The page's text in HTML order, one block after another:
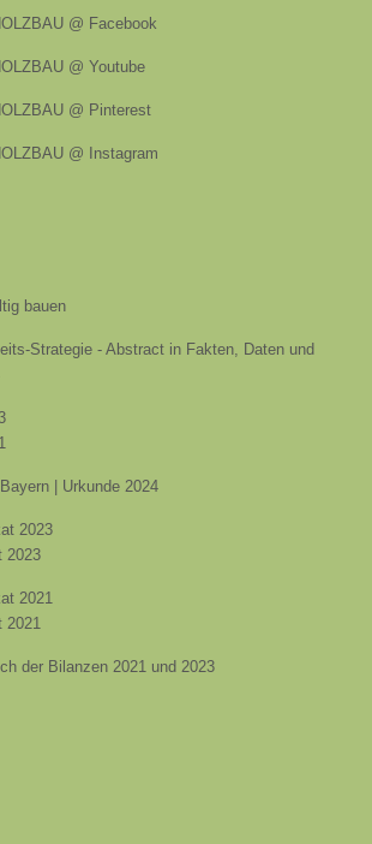
@ Facebook
@ Youtube
@ Pinterest
@ Instagram
bauen
Strategie - Abstract in Fakten, Daten und
| Urkunde 2024
2023
2023
2021
2021
der Bilanzen 2021 und 2023